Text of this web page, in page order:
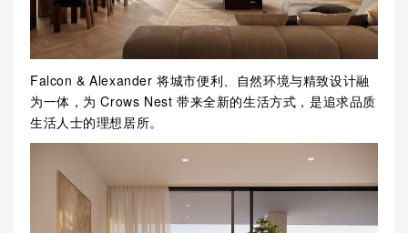
Falcon & Alexander 将城市便利、自然环境与精致设计融
为一体，为 Crows Nest 带来全新的生活方式，是追求品质
生活人士的理想居所。